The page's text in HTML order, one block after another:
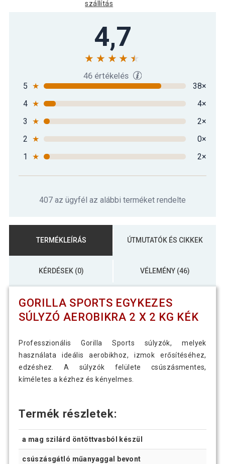
szállítás
4,7
46 értékelés
5 ★
38×
4 ★
4×
3
★
2×
2 ★
0×
1
★ 2×
407 az ügyfél az alábbi terméket rendelte
TERMÉKLEÍRÁS ÚTMUTATÓK ÉS CIKKEK
KÉRDÉSEK (0) VÉLEMÉNY (46)
GORILLA SPORTS EGYKEZES
SÚLYZÓ AEROBIKRA 2 X 2 KG KÉK
Professzionális Gorilla Sports súlyzók, melyek
használata ideális aerobikhoz, izmok erősítéséhez,
edzéshez. A súlyzók felülete csúszásmentes,
kíméletes a kézhez és kényelmes.
Termék részletek:
a mag szilárd öntöttvasból készül
csúszásgátló műanyaggal bevont